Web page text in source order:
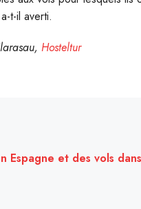
t-il averti.
Hosteltur
Espagne et des vols dans